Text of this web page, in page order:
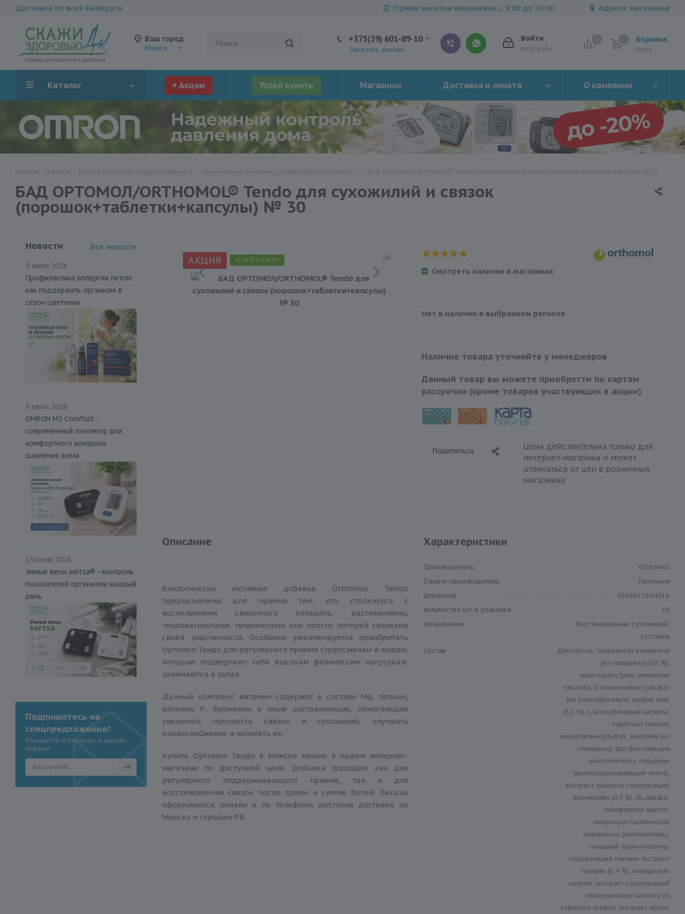
Доставка по всей Беларуси Прием заказов ежедневно с 9:00 до 20:00 Адреса магазинов
Ваш город
Минск
Корзина
пуста
Войти
Мой кабинет
+375(29) 601-89-10
Заказать звонок
Каталог Акции Успей купить Магазины Доставка и оплата О компании
БАД ОРТОМОЛ/ORTHOMOL® Tendo для сухожилий и связок
(порошок+таблетки+капсулы) № 30
АКЦИЯ УСПЕЙ КУПИТЬ!
Смотреть наличие в магазинах
Нет в наличии в выбранном регионе
Наличие товара уточняйте у менеджеров
Данный товар вы можете приобрести по картам
рассрочки (кроме товаров участвующих в акции)
Поделиться
Цена действительна только для
интернет-магазина и может
отличаться от цен в розничных
магазинах
Описание
Биологически активная добавка Orthomol Tendo
предназначена для приема тем, кто столкнулся с
воспалениями связочного аппарата, растяжениями,
тендовагинитами, тендинитами или просто потерей связками
своей эластичности. Особенно рекомендуется приобретать
Ортомол Тендо для регулярного приема спортсменам и людям,
которые подвергают себя высоким физическим нагрузкам,
занимаются в залах.
Данный комплекс витамин содержит в составе Mg, папаин,
витамин Р, бромелин и иные составляющие, помогающие
увеличить прочность связок и сухожилий, улучшить
кровоснабжение и напитать их.
Купить Ортомол Тендо в Минске можно в нашем интернет-
магазине по доступной цене. Добавка подойдет как для
регулярного поддерживающего приема, так и для
восстановления связок после травм и снятия болей. Заказы
оформляются онлайн и по телефону, доступна доставка по
Минску и городам РБ.
Характеристики
Производитель
Orthomol
Cтрана производитель
Германия
Штрихкод
4260022694618
Количество шт. в упаковке
30
Назначение
Восстановление сухожилий,
суставов
Состав
Декстроза, гидролизат коллагена
(из говядины) (26 %),
мальтодекстрин, лимонная
кислота, D-глюкозамин сульфат
(из ракообразных), рыбий жир
(5,2 %), L-аскорбиновая кислота,
карбонат магния,
хондроитинсульфат, желатин (из
говядины), фосфат кальция
(наполнитель), глицерин
(влагоудерживающий агент),
экстракт ананаса содержащий
бромелайн (0,7 %), DL-альфа-
токоферола ацетат,
микрокристаллическая
целлюлоза (наполнитель),
пищевой ароматизатор,
содержащий папаин экстракт
папайи (0,4 %), гиалуронат
натрия, экстракт содержащий
гиалуроновую кислоту из
куриного гребня, экстракт яблок,
Новости Все новости
3 июля 2026
Профилактика аллергии летом:
как поддержать организм в
сезон цветения
3 июля 2026
OMRON M2 Comfort -
современный тонометр для
комфортного контроля
давления дома
15 июня 2026
Умные весы sertsa® - контроль
показателей организма каждый
день
Подпишитесь на
спецпредложения!
Узнавайте о скидках и акциях
первым